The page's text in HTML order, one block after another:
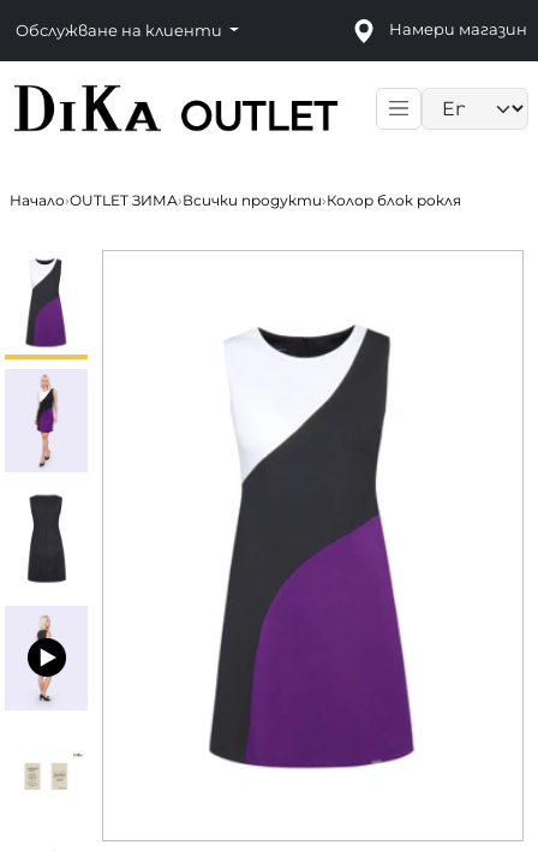
Обслужване на клиенти Намери магазин
Начало›OUTLET ЗИМА›Всички продукти›Колор блок рокля